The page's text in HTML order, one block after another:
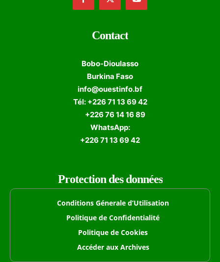
Contact
Bobo-Dioulasso
Burkina Faso
info@ouestinfo.bf
Tél: +226 71 13 69 42
+226 76 14 16 89
WhatsApp:
+226 71 13 69 42
Protection des données
Conditions Génerale d’Utilisation
Politique de Confidentialité
Politique de Cookies
Accéder aux Archives